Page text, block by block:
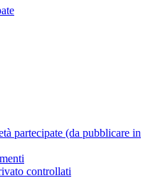
partecipate (da pubblicare in
controllati